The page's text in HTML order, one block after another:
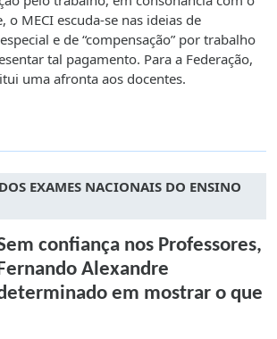
o MECI escuda-se nas ideias de
e de “compensação” por trabalho
tal pagamento. Para a Federação,
uma afronta aos docentes.
EXAMES NACIONAIS DO ENSINO
confiança nos Professores,
Alexandre
em mostrar o que